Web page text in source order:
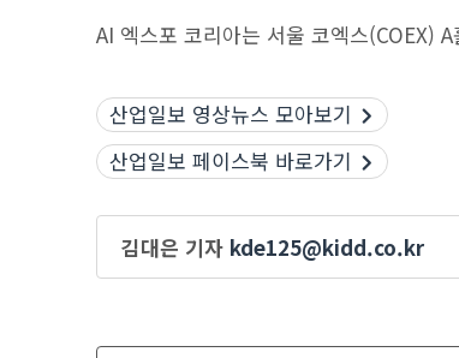
AI 엑스포 코리아는 서울 코엑스(COEX)
산업일보 영상뉴스 모아보기
산업일보 페이스북 바로가기
김대은 기자 kde125@kidd.co.kr